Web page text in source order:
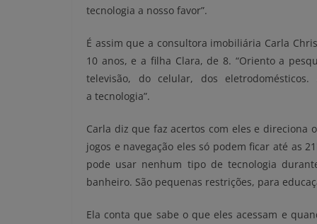
tecnologia a nosso favor”.
É assim que a consultora imobiliária Carla
10 anos, e a filha Clara, de 8. “Oriento a
televisão, do celular, dos
a tecnologia”.
Carla diz que faz acertos com eles e direciona
jogos e navegação eles só podem ficar até as
pode usar nenhum tipo de tecnologia
banheiro. São pequenas restrições, para
Ela conta que sabe o que eles acessam e